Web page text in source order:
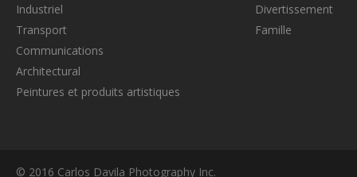
Industriel
Transport
Communications
Architectural
Peintures et produits artistiques
Divertissement
Famille
© 2016 Carlos Davila Photography Inc.